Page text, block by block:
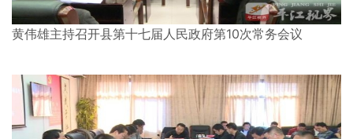
黄伟雄主持召开县第十七届人民政府第10次常务会议